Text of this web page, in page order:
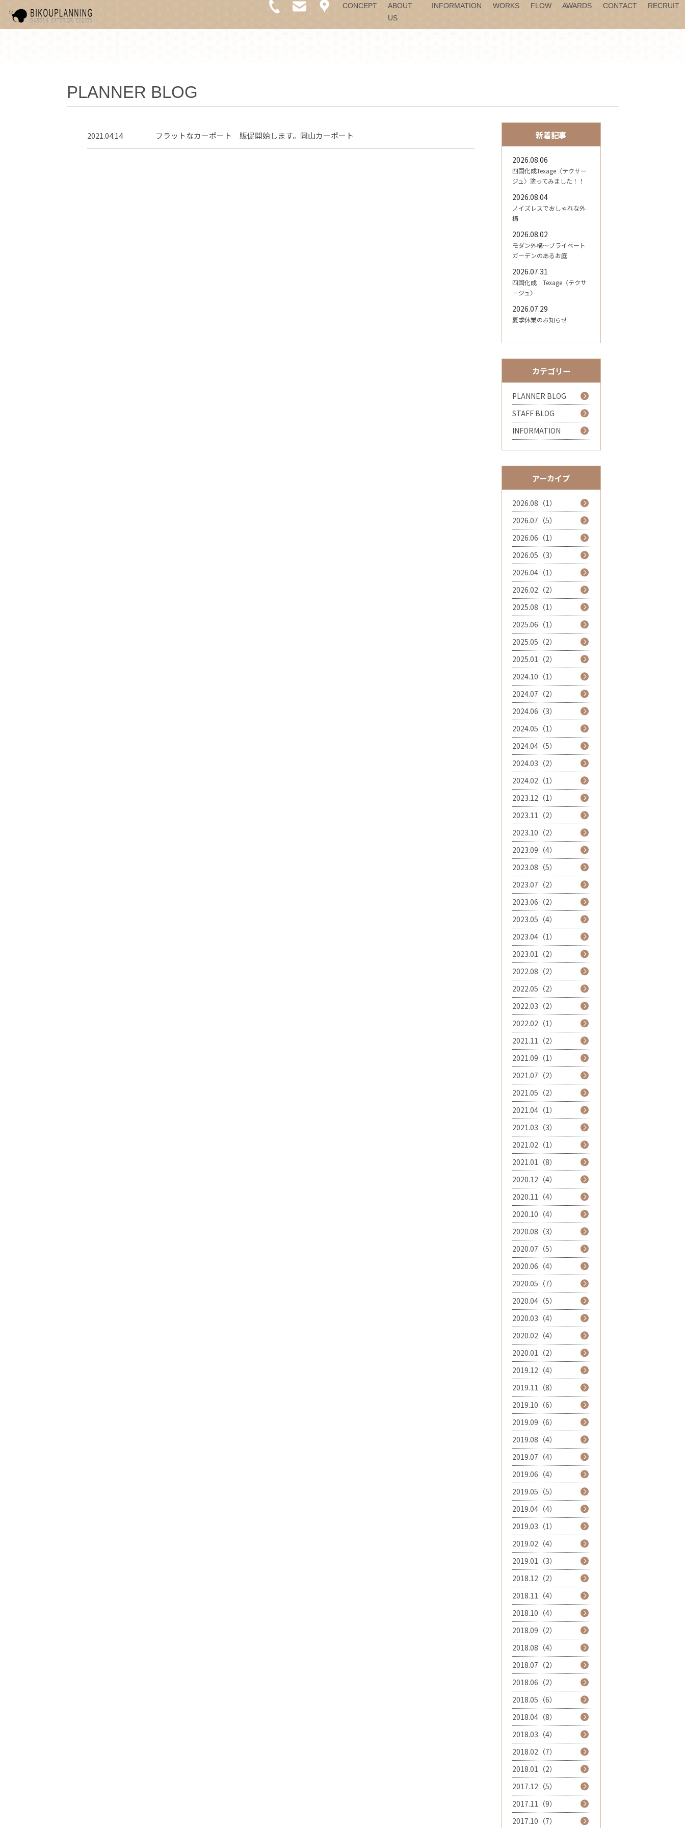
CONCEPT
ABOUT
US
INFORMATION WORKS FLOW AWARDS CONTACT RECRUIT
PLANNER BLOG
2021.04.14 フラットなカーポート 販促開始します。岡山カーポート 新着記事
2026.08.06
四国化成Texage〈テクサー
ジュ〉塗ってみました！！
2026.08.04
ノイズレスでおしゃれな外
構
2026.08.02
モダン外構～プライベート
ガーデンのあるお庭
2026.07.31
四国化成 Texage〈テクサ
ージュ〉
2026.07.29
夏季休業のお知らせ
カテゴリー
PLANNER BLOG
STAFF BLOG
INFORMATION
アーカイブ
2026.08（1）
2026.07（5）
2026.06（1）
2026.05（3）
2026.04（1）
2026.02（2）
2025.08（1）
2025.06（1）
2025.05（2）
2025.01（2）
2024.10（1）
2024.07（2）
2024.06（3）
2024.05（1）
2024.04（5）
2024.03（2）
2024.02（1）
2023.12（1）
2023.11（2）
2023.10（2）
2023.09（4）
2023.08（5）
2023.07（2）
2023.06（2）
2023.05（4）
2023.04（1）
2023.01（2）
2022.08（2）
2022.05（2）
2022.03（2）
2022.02（1）
2021.11（2）
2021.09（1）
2021.07（2）
2021.05（2）
2021.04（1）
2021.03（3）
2021.02（1）
2021.01（8）
2020.12（4）
2020.11（4）
2020.10（4）
2020.08（3）
2020.07（5）
2020.06（4）
2020.05（7）
2020.04（5）
2020.03（4）
2020.02（4）
2020.01（2）
2019.12（4）
2019.11（8）
2019.10（6）
2019.09（6）
2019.08（4）
2019.07（4）
2019.06（4）
2019.05（5）
2019.04（4）
2019.03（1）
2019.02（4）
2019.01（3）
2018.12（2）
2018.11（4）
2018.10（4）
2018.09（2）
2018.08（4）
2018.07（2）
2018.06（2）
2018.05（6）
2018.04（8）
2018.03（4）
2018.02（7）
2018.01（2）
2017.12（5）
2017.11（9）
2017.10（7）